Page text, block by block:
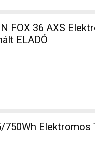
FOX 36 AXS
ELADÓ
750Wh